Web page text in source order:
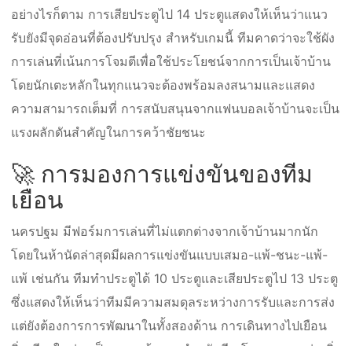
อย่างไรก็ตาม การเสียประตูไป 14 ประตูแสดงให้เห็นว่าแนว
รับยังมีจุดอ่อนที่ต้องปรับปรุง สำหรับเกมนี้ ทีมคาดว่าจะใช้ผัง
การเล่นที่เน้นการโจมตีเพื่อใช้ประโยชน์จากการเป็นเจ้าบ้าน
โดยนักเตะหลักในทุกแนวจะต้องพร้อมลงสนามและแสดง
ความสามารถเต็มที่ การสนับสนุนจากแฟนบอลเจ้าบ้านจะเป็น
แรงผลักดันสำคัญในการคว้าชัยชนะ
🚀 การมองการแข่งขันของทีม
เยือน
นครปฐม มีฟอร์มการเล่นที่ไม่แตกต่างจากเจ้าบ้านมากนัก
โดยในห้านัดล่าสุดมีผลการแข่งขันแบบเสมอ-แพ้-ชนะ-แพ้-
แพ้ เช่นกัน ทีมทำประตูได้ 10 ประตูและเสียประตูไป 13 ประตู
ซึ่งแสดงให้เห็นว่าทีมมีความสมดุลระหว่างการรับและการส่ง
แต่ยังต้องการการพัฒนาในทั้งสองด้าน การเดินทางไปเยือน